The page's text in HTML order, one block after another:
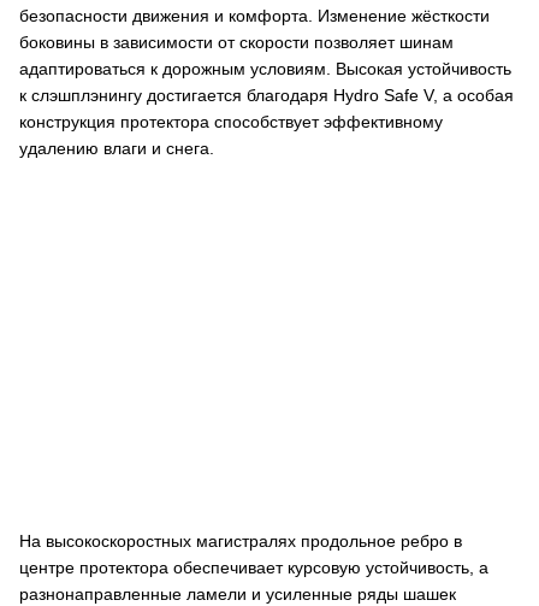
безопасности движения и комфорта. Изменение жёсткости
боковины в зависимости от скорости позволяет шинам
адаптироваться к дорожным условиям. Высокая устойчивость
к слэшплэнингу достигается благодаря Hydro Safe V, а особая
конструкция протектора способствует эффективному
удалению влаги и снега.
На высокоскоростных магистралях продольное ребро в
центре протектора обеспечивает курсовую устойчивость, а
разнонаправленные ламели и усиленные ряды шашек